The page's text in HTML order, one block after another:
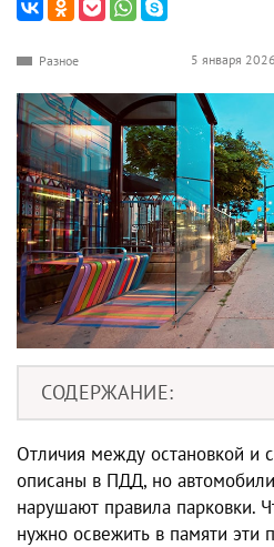
Разное 5 января
СОДЕРЖАНИЕ
Отличия между остановкой и
описаны в ПДД, но
нарушают правила парковки.
нужно освежить в памяти эти